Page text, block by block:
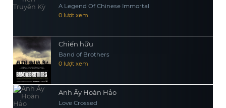
A Legend Of Chinese Immortal
0 lượt xem
Chiến hữu
Band of Brothers
0 lượt xem
Anh Ấy Hoàn Hảo
Love Crossed